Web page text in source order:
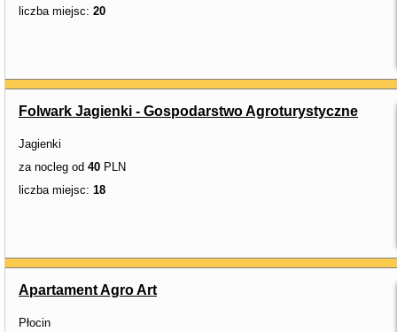
liczba miejsc: 20
Folwark Jagienki - Gospodarstwo Agroturystyczne
Jagienki
za nocleg od 40 PLN
liczba miejsc: 18
Apartament Agro Art
Płocin